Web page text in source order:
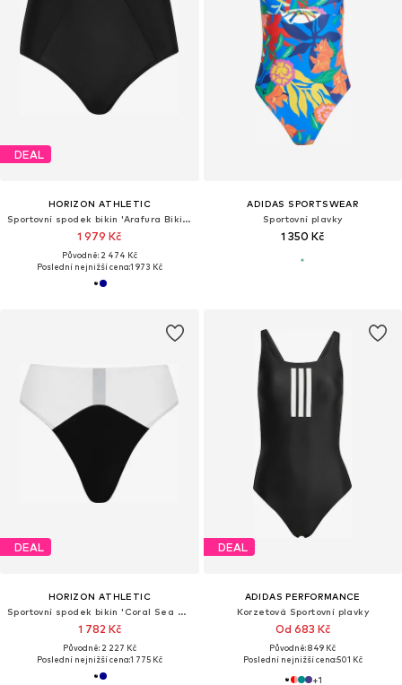
DEAL
HORIZON ATHLETIC
Sportovní spodek bikin 'Arafura Bikini Bottom Luna'
1 979 Kč
Původně: 2 474 Kč
Poslední nejnižší cena:1 973 Kč
ADIDAS SPORTSWEAR
Sportovní plavky
1 350 Kč
DEAL
HORIZON ATHLETIC
Sportovní spodek bikin 'Coral Sea Bikini Bottom Luna'
1 782 Kč
Původně: 2 227 Kč
Poslední nejnižší cena:1 775 Kč
DEAL
ADIDAS PERFORMANCE
Korzetová Sportovní plavky
Od 683 Kč
Původně: 849 Kč
Poslední nejnižší cena:501 Kč
+1